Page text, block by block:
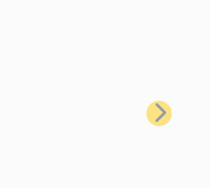
Susunod